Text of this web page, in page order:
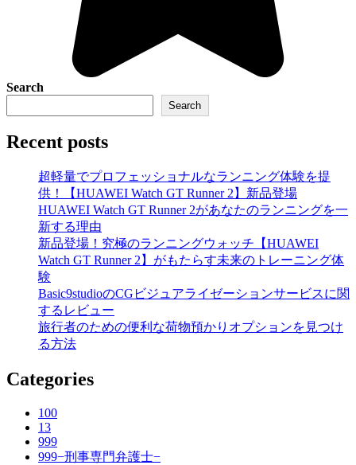
Search
Search
Recent posts
超軽量でプロフェッショナルなランニング体験を提
供！【HUAWEI Watch GT Runner 2】新品登場
HUAWEI Watch GT Runner 2があなたのランニングを一
新する理由
新品登場！究極のランニングウォッチ【HUAWEI
Watch GT Runner 2】がもたらす未来のトレーニング体
験
Basic9studioのCGビジュアライゼーションサービスに関
するレビュー
旅行者のための便利な荷物預かりオプションを見つけ
る方法
Categories
100
13
999
999−刑事専門弁護士−